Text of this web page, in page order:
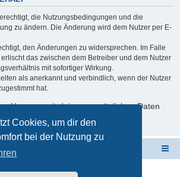
Cookies, um dir den
bei der Nutzung zu
die Nutzungsbedingungen und die
zu ändern. Die Änderung wird dem Nutzer per E-
den Änderungen zu widersprechen. Im Falle
das zwischen dem Betreiber und dem Nutzer
mit sofortiger Wirkung.
als anerkannt und verbindlich, wenn der Nutzer
hat.
Umgang mit deinen persönlichen Daten
enthalten.